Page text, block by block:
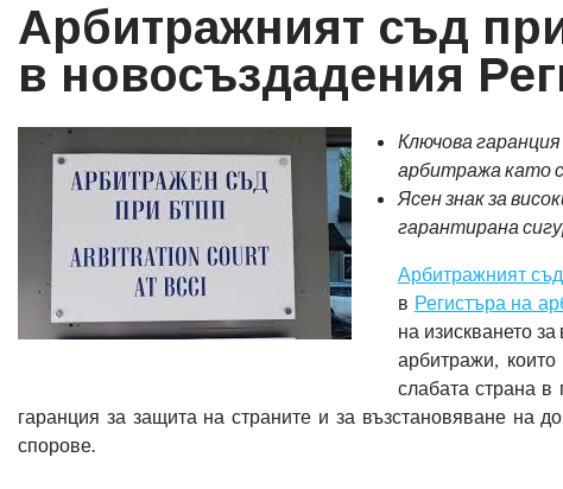
Арбитражният съд
в новосъздадения
Ключова
арбитража като
Ясен знак за
гарантирана
Арбитражният
в Регистъра на
на изискването
арбитражи,
слабата страна
гаранция за защита на страните и за възстановяване на
спорове.